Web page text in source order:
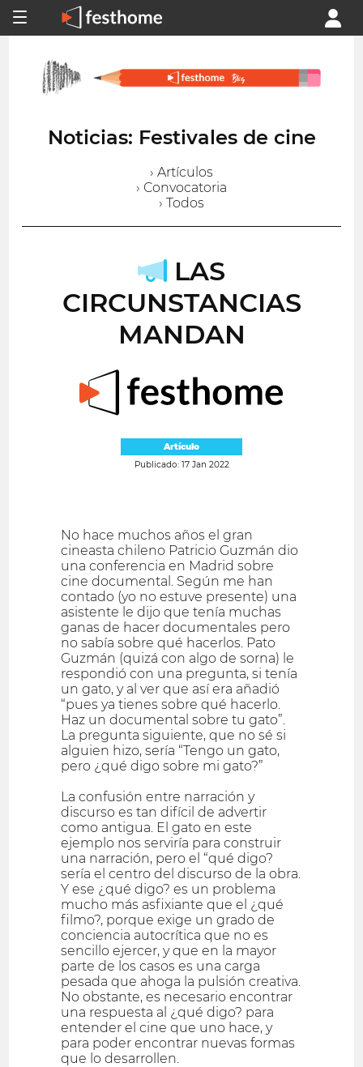
Noticias: Festivales de cine
› Artículos
› Convocatoria
› Todos
LAS
CIRCUNSTANCIAS
MANDAN
Artículo
Publicado: 17 Jan 2022
No hace muchos años el gran
cineasta chileno Patricio Guzmán dio
una conferencia en Madrid sobre
cine documental. Según me han
contado (yo no estuve presente) una
asistente le dijo que tenía muchas
ganas de hacer documentales pero
no sabía sobre qué hacerlos. Pato
Guzmán (quizá con algo de sorna) le
respondió con una pregunta, si tenía
un gato, y al ver que así era añadió
“pues ya tienes sobre qué hacerlo.
Haz un documental sobre tu gato”.
La pregunta siguiente, que no sé si
alguien hizo, sería “Tengo un gato,
pero ¿qué digo sobre mi gato?”
La confusión entre narración y
discurso es tan difícil de advertir
como antigua. El gato en este
ejemplo nos serviría para construir
una narración, pero el “qué digo?
sería el centro del discurso de la obra.
Y ese ¿qué digo? es un problema
mucho más asfixiante que el ¿qué
filmo?, porque exige un grado de
conciencia autocrítica que no es
sencillo ejercer, y que en la mayor
parte de los casos es una carga
pesada que ahoga la pulsión creativa.
No obstante, es necesario encontrar
una respuesta al ¿qué digo? para
entender el cine que uno hace, y
para poder encontrar nuevas formas
que lo desarrollen.